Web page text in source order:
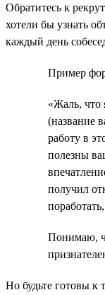
Обратитесь к
хотели бы узнать
каждый день
Пример
«Жаль,
(название
работу в
полезны
получил
Понимаю,
Но будьте готовы к